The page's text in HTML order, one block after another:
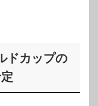
ドカップの